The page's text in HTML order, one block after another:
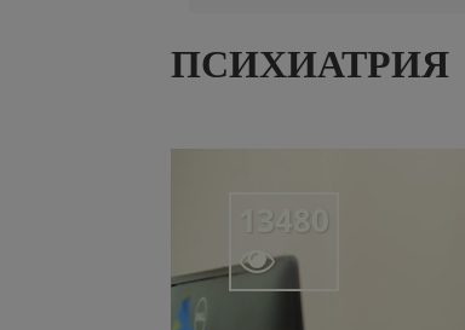
ПСИХИАТРИЯ
13480
